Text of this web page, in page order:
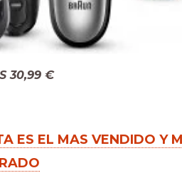
30,99 €
ES EL MAS VENDIDO Y
de privacidadpara más información.